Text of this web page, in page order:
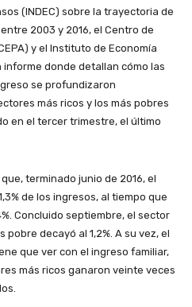
(INDEC) sobre la trayectoria de
2003 y 2016, el Centro de
y el Instituto de Economía
informe donde detallan cómo las
se profundizaron
más ricos y los más pobres
en el tercer trimestre, el último
terminado junio de 2016, el
de los ingresos, al tiempo que
Concluido septiembre, el sector
pobre decayó al 1,2%. A su vez, el
que ver con el ingreso familiar,
más ricos ganaron veinte veces